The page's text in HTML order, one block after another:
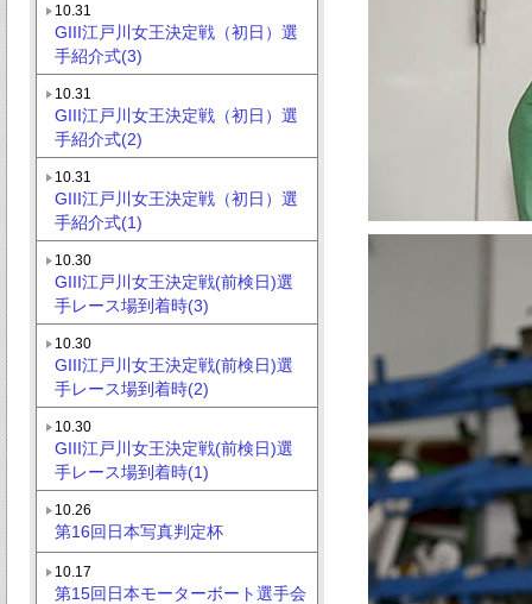
10.31
GIII江戸川女王決定戦（初日）選
手紹介式(3)
10.31
GIII江戸川女王決定戦（初日）選
手紹介式(2)
10.31
GIII江戸川女王決定戦（初日）選
手紹介式(1)
10.30
GIII江戸川女王決定戦(前検日)選
手レース場到着時(3)
10.30
GIII江戸川女王決定戦(前検日)選
手レース場到着時(2)
10.30
GIII江戸川女王決定戦(前検日)選
手レース場到着時(1)
10.26
第16回日本写真判定杯
10.17
第15回日本モーターボート選手会